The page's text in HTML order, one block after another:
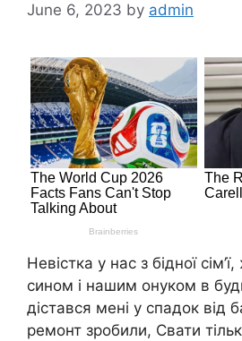
June 6, 2023 by admin
Невістка у нас з бідної
сином і нашим онуком в
дістався мені у спадок від
ремонт зробили, Свати